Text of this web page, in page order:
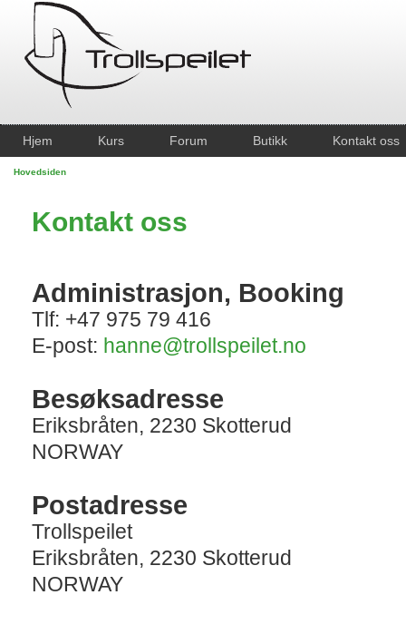
Hjem Kurs Forum Butikk Kontakt oss
Hovedsiden
Kontakt oss
Administrasjon, Booking
Tlf: +47 975 79 416
E-post: hanne@trollspeilet.no
Besøksadresse
Eriksbråten, 2230 Skotterud
NORWAY
Postadresse
Trollspeilet
Eriksbråten, 2230 Skotterud
NORWAY